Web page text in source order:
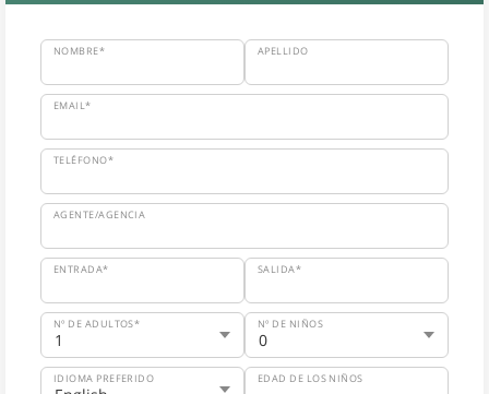
NOMBRE* APELLIDO
EMAIL*
TELÉFONO*
AGENTE/AGENCIA
ENTRADA* SALIDA*
Nº DE ADULTOS* Nº DE NIÑOS
IDIOMA PREFERIDO EDAD DE LOS NIÑOS